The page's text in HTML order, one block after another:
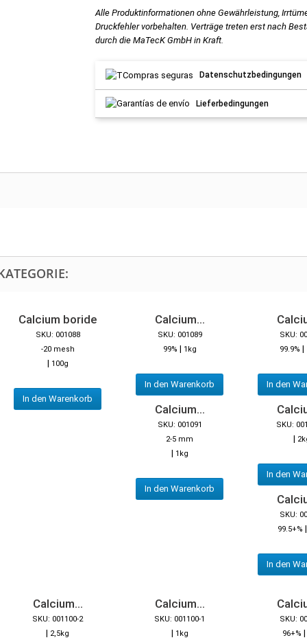
Alle Produktinformationen ohne Gewährleistung,
Druckfehler vorbehalten. Verträge treten erst nach
durch die MaTecK GmbH in Kraft.
Datenschutzbedingungen
Lieferbedingungen
Calcium boride
SKU: 001088
-20 mesh
| 100g
In den Warenkorb
Calcium...
SKU: 001089
99% | 1kg
In den Warenkorb
SKU:
99.9% |
In den
Calcium...
SKU: 001091
2-5 mm
| 1kg
In den Warenkorb
SKU:
|
In den
SKU:
99.5+%
In den
Calcium...
SKU: 001100-2
| 2,5kg
Calcium...
SKU: 001100-1
| 1kg
SKU:
96+% |